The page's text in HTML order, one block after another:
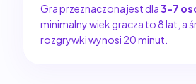
Gra przeznaczona jest dla3-7
minimalny wiek gracza to 8 lat, a
rozgrywki wynosi 20 minut.